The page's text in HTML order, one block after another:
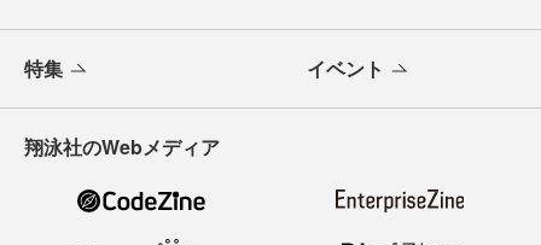
特集 イベント
翔泳社のWebメディア